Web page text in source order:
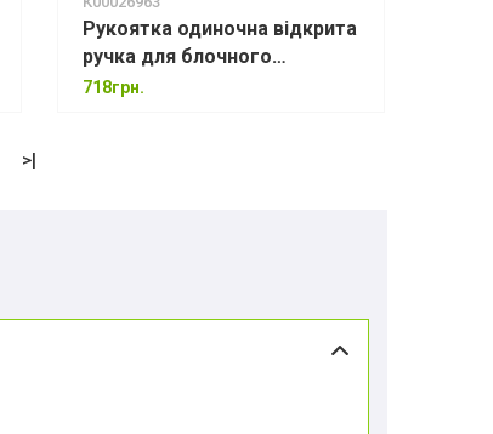
Рукоятка одиночна відкрита
ручка для блочного
тренажера MD5011B - 235 мм
718грн.
>|